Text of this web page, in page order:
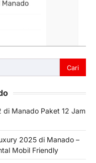
Manado Paket 12 Jam
2025 di Manado –
Mobil Friendly